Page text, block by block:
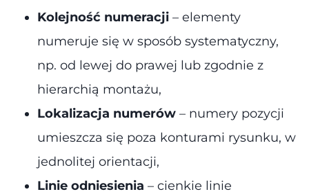
Kolejność numeracji – elementy
numeruje się w sposób systematyczny,
np. od lewej do prawej lub zgodnie z
hierarchią montażu,
Lokalizacja numerów – numery pozycji
umieszcza się poza konturami rysunku, w
jednolitej orientacji,
Linie odniesienia – cienkie linie